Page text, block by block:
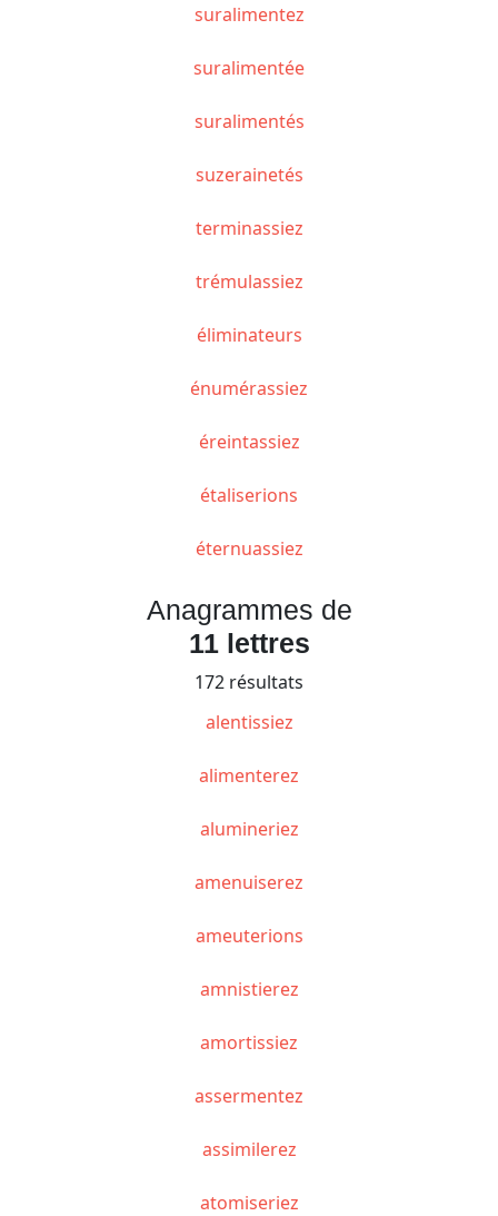
suralimentez
suralimentée
suralimentés
suzerainetés
terminassiez
trémulassiez
éliminateurs
énumérassiez
éreintassiez
étaliserions
éternuassiez
Anagrammes de
11 lettres
172 résultats
alentissiez
alimenterez
alumineriez
amenuiserez
ameuterions
amnistierez
amortissiez
assermentez
assimilerez
atomiseriez